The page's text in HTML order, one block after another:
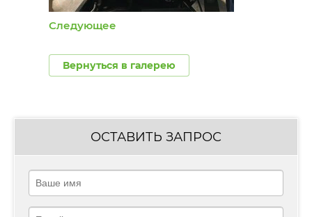
Следующее
Вернуться в галерею
ОСТАВИТЬ ЗАПРОС